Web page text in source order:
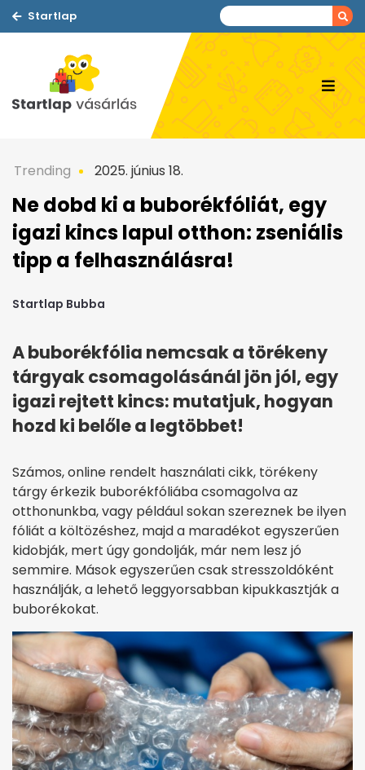
Startlap
Trending 2025. június 18.
Ne dobd ki a buborékfóliát, egy
igazi kincs lapul otthon: zseniális
tipp a felhasználásra!
Startlap Bubba
A buborékfólia nemcsak a törékeny
tárgyak csomagolásánál jön jól, egy
igazi rejtett kincs: mutatjuk, hogyan
hozd ki belőle a legtöbbet!
Számos, online rendelt használati cikk, törékeny
tárgy érkezik buborékfóliába csomagolva az
otthonunkba, vagy például sokan szereznek be ilyen
fóliát a költözéshez, majd a maradékot egyszerűen
kidobják, mert úgy gondolják, már nem lesz jó
semmire. Mások egyszerűen csak stresszoldóként
használják, a lehető leggyorsabban kipukkasztják a
buborékokat.